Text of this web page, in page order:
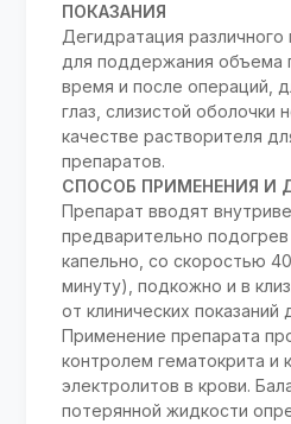
ПОКАЗАНИЯ
Дегидратация различного
для поддержания объема
время и после операций,
глаз, слизистой оболочки
качестве растворителя
препаратов.
СПОСОБ ПРИМЕНЕНИЯ И
Препарат вводят
предварительно
капельно, со скоростью
минуту), подкожно и в
от клинических показаний
Применение препарата
контролем гематокрита и
электролитов в крови.
потерянной жидкости